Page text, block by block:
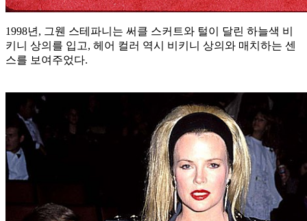
1998년, 그웬 스테파니는 써클 스커트와 털이 달린 하늘색 비
키니 상의를 입고, 헤어 컬러 역시 비키니 상의와 매치하는 센
스를 보여주었다.